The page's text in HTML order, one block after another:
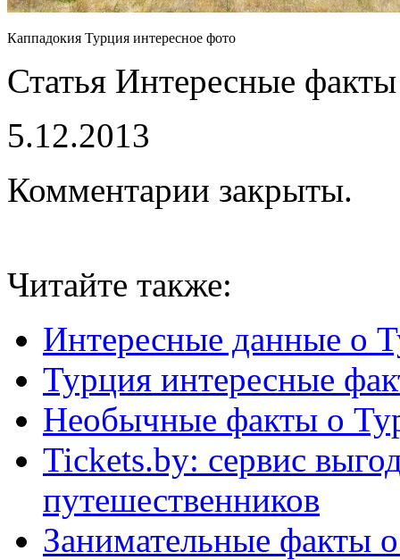
Каппадокия Турция интересное фото
Статья Интересные
5.12.2013
Комментарии закрыты.
Читайте также:
Интересные данные о
Турция интересные
Необычные факты о
Tickets.by: сервис
путешественников
Занимательные факты